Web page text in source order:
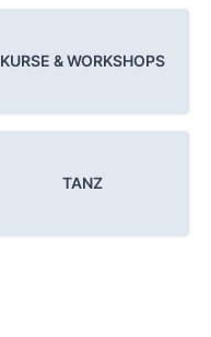
KURSE & WORKSHOPS
TANZ